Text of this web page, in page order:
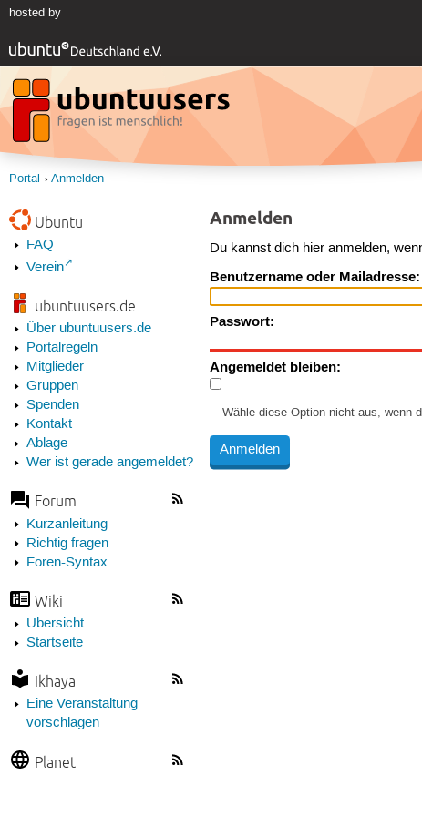
hosted by
Portal Anmelden
Ubuntu
FAQ
Verein
ubuntuusers.de
Über ubuntuusers.de
Portalregeln
Mitglieder
Gruppen
Spenden
Kontakt
Ablage
Wer ist gerade angemeldet?
Forum
Kurzanleitung
Richtig fragen
Foren-Syntax
Wiki
Übersicht
Startseite
Ikhaya
Eine Veranstaltung
vorschlagen
Planet
Anmelden
Du kannst dich hier anmelden,
Benutzername oder Mailadresse:
Passwort:
Angemeldet bleiben:
Wähle diese Option nicht aus, wenn